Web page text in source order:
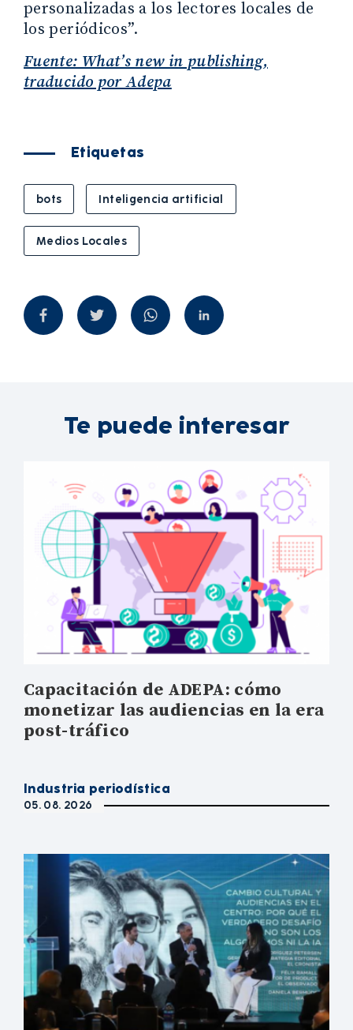
personalizadas a los lectores locales de
los periódicos”.
Fuente: What’s new in publishing,
traducido por Adepa
Etiquetas
bots Inteligencia artificial
Medios Locales
Te puede interesar
Capacitación de ADEPA: cómo
monetizar las audiencias en la era
post-tráfico
Industria periodística
05. 08. 2026